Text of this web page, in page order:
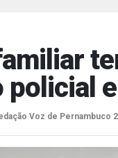
Voz de Pernambuco 2